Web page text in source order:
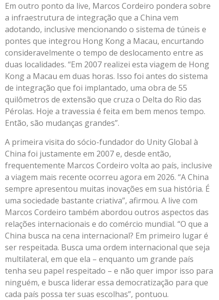
Em outro ponto da live, Marcos Cordeiro pondera sobre
a infraestrutura de integração que a China vem
adotando, inclusive mencionando o sistema de túneis e
pontes que integrou Hong Kong a Macau, encurtando
consideravelmente o tempo de deslocamento entre as
duas localidades. “Em 2007 realizei esta viagem de Hong
Kong a Macau em duas horas. Isso foi antes do sistema
de integração que foi implantado, uma obra de 55
quilômetros de extensão que cruza o Delta do Rio das
Pérolas. Hoje a travessia é feita em bem menos tempo.
Então, são mudanças grandes”.
A primeira visita do sócio-fundador do Unity Global à
China foi justamente em 2007 e, desde então,
frequentemente Marcos Cordeiro volta ao país, inclusive
a viagem mais recente ocorreu agora em 2026. “A China
sempre apresentou muitas inovações em sua história. É
uma sociedade bastante criativa”, afirmou. A live com
Marcos Cordeiro também abordou outros aspectos das
relações internacionais e do comércio mundial. “O que a
China busca na cena internacional? Em primeiro lugar é
ser respeitada. Busca uma ordem internacional que seja
multilateral, em que ela – enquanto um grande país
tenha seu papel respeitado – e não quer impor isso para
ninguém, e busca liderar essa democratização para que
cada país possa ter suas escolhas”, pontuou.